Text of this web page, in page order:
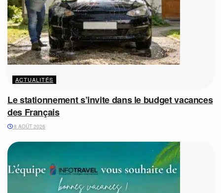
ACTUALITÉS
Le stationnement s’invite dans le budget vacances
des Français
8 AOÛT 2026